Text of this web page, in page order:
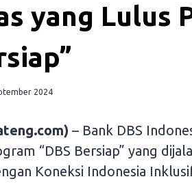
yang Lulus
2024
– Bank DBS
“DBS Bersiap” yang
Koneksi Indonesia